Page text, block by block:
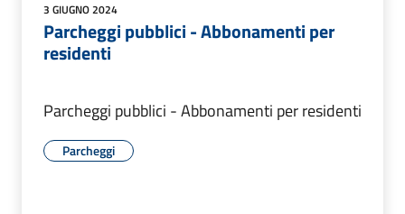
3 GIUGNO 2024
Parcheggi pubblici - Abbonamenti per
residenti
Parcheggi pubblici - Abbonamenti per residenti
Parcheggi